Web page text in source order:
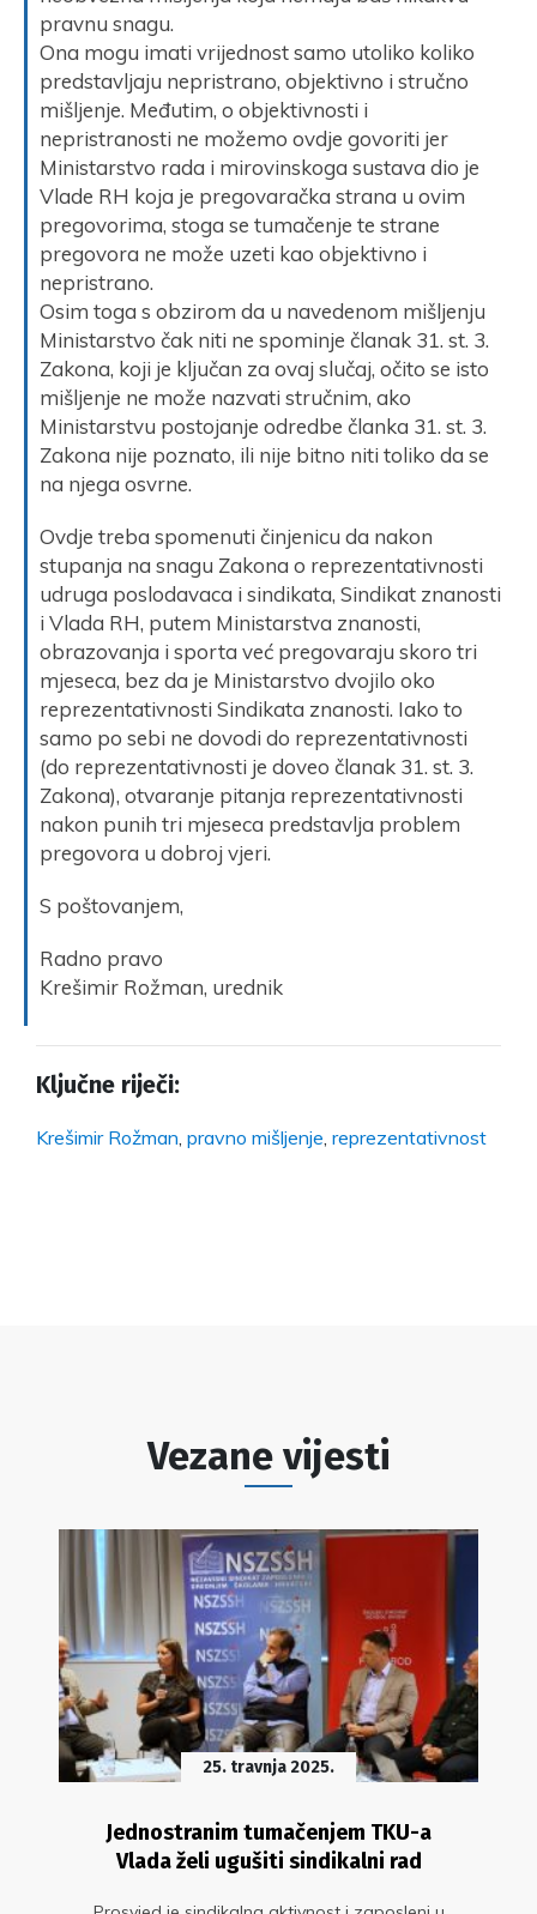
pravnu snagu.
Ona mogu imati vrijednost samo utoliko koliko
predstavljaju nepristrano, objektivno i stručno
mišljenje. Međutim, o objektivnosti i
nepristranosti ne možemo ovdje govoriti jer
Ministarstvo rada i mirovinskoga sustava dio je
Vlade RH koja je pregovaračka strana u ovim
pregovorima, stoga se tumačenje te strane
pregovora ne može uzeti kao objektivno i
nepristrano.
Osim toga s obzirom da u navedenom mišljenju
Ministarstvo čak niti ne spominje članak 31. st. 3.
Zakona, koji je ključan za ovaj slučaj, očito se isto
mišljenje ne može nazvati stručnim, ako
Ministarstvu postojanje odredbe članka 31. st. 3.
Zakona nije poznato, ili nije bitno niti toliko da se
na njega osvrne.
Ovdje treba spomenuti činjenicu da nakon
stupanja na snagu Zakona o reprezentativnosti
udruga poslodavaca i sindikata, Sindikat znanosti
i Vlada RH, putem Ministarstva znanosti,
obrazovanja i sporta već pregovaraju skoro tri
mjeseca, bez da je Ministarstvo dvojilo oko
reprezentativnosti Sindikata znanosti. Iako to
samo po sebi ne dovodi do reprezentativnosti
(do reprezentativnosti je doveo članak 31. st. 3.
Zakona), otvaranje pitanja reprezentativnosti
nakon punih tri mjeseca predstavlja problem
pregovora u dobroj vjeri.
S poštovanjem,
Radno pravo
Krešimir Rožman, urednik
Ključne riječi:
Krešimir Rožman, pravno mišljenje, reprezentativnost
Vezane vijesti
25. travnja 2025.
Jednostranim tumačenjem TKU-a
Vlada želi ugušiti sindikalni rad